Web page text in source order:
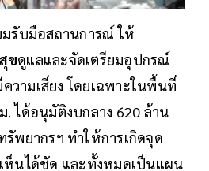
มรับมือสถานการณ์ ให้
ขดูแลและจัดเตรียมอุปกรณ์
วามเสี่ยง โดยเฉพาะในพื้นที่
ได้อนุมัติงบกลาง 620 ล้าน
พยากรฯ ทำให้การเกิดจุด
ห็นได้ชัด และทั้งหมดเป็นแผน